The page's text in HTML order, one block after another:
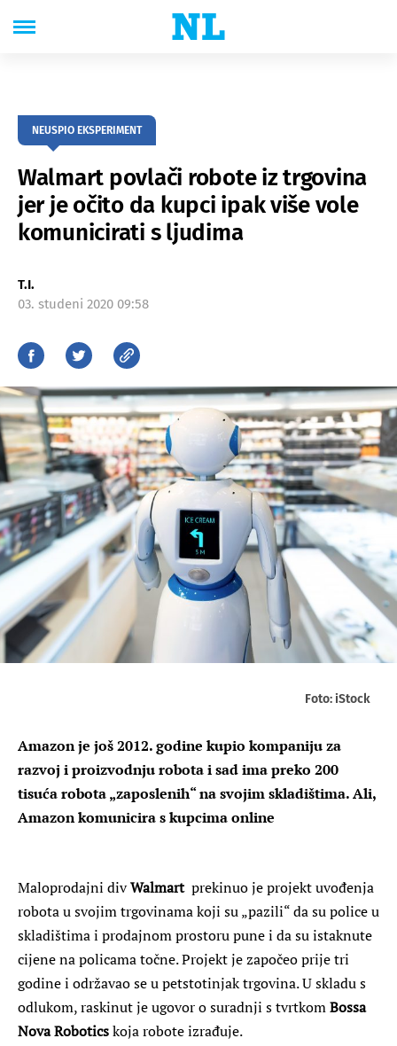
NEUSPIO EKSPERIMENT
Walmart povlači robote iz trgovina
jer je očito da kupci ipak više vole
komunicirati s ljudima
T.I.
03. studeni 2020 09:58
Foto: iStock
Amazon je još 2012. godine kupio kompaniju za
razvoj i proizvodnju robota i sad ima preko 200
tisuća robota „zaposlenih“ na svojim skladištima. Ali,
Amazon komunicira s kupcima online
Maloprodajni divWalmartprekinuo je projekt uvođenja
robota u svojim trgovinama koji su „pazili“ da su police u
skladištima i prodajnom prostoru pune i da su istaknute
cijene na policama točne. Projekt je započeo prije tri
godine i održavao se u petstotinjak trgovina. U skladu s
odlukom, raskinut je ugovor o suradnji s tvrtkomBossa
Nova Roboticskoja robote izrađuje.